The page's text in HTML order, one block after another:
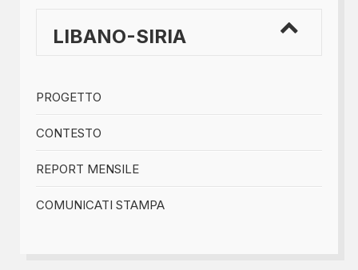
LIBANO-SIRIA
PROGETTO
CONTESTO
REPORT MENSILE
COMUNICATI STAMPA